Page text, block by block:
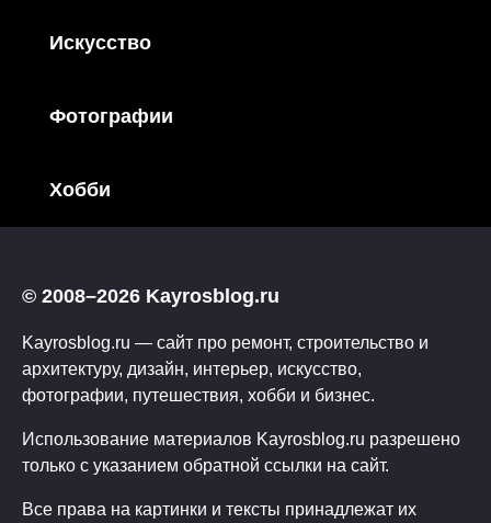
Искусство
Фотографии
Хобби
© 2008–2026 Kayrosblog.ru
Kayrosblog.ru — сайт про ремонт, строительство и
архитектуру, дизайн, интерьер, искусство,
фотографии, путешествия, хобби и бизнес.
Использование материалов Kayrosblog.ru разрешено
только с указанием обратной ссылки на сайт.
Все права на картинки и тексты принадлежат их